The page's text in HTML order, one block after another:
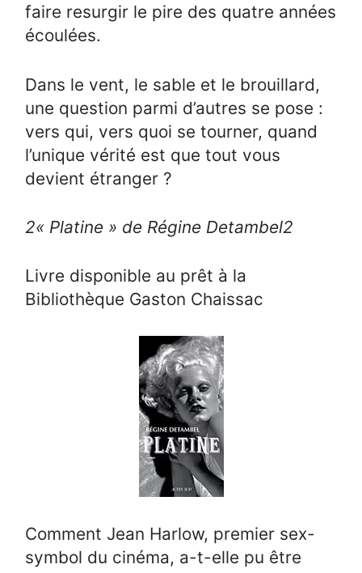
faire resurgir le pire des quatre années
écoulées.
Dans le vent, le sable et le brouillard,
une question parmi d’autres se pose :
vers qui, vers quoi se tourner, quand
l’unique vérité est que tout vous
devient étranger ?
2« Platine » de Régine Detambel2
Livre disponible au prêt à la
Bibliothèque Gaston Chaissac
Comment Jean Harlow, premier sex-
symbol du cinéma, a-t-elle pu être